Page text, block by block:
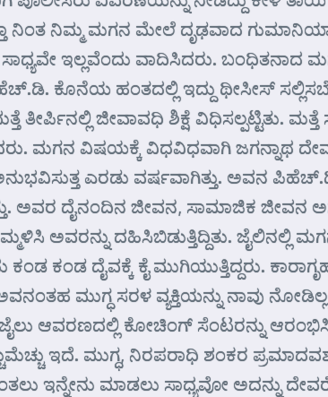
ನಿಮ್ಮ ಮಗನ ಮೇಲೆ ದೃಢವಾದ
ಇಲ್ಲವೆಂದು ವಾದಿಸಿದರು. ಬಂಧಿತನಾದ
ಕೊನೆಯ ಹಂತದಲ್ಲಿ ಇದ್ದು ಥೀಸೀಸ್
ಜೀವಾವಧಿ ಶಿಕ್ಷೆ ವಿಧಿಸಲ್ಪಟ್ಟಿತು.
ಮಗನ ವಿಷಯಕ್ಕೆ ವಿಧವಿಧವಾಗಿ ಜಗನ್ನಾಥ
ಎರಡು ವರ್ಷವಾಗಿತ್ತು. ಅವನ
ಅವರ ದೈನಂದಿನ ಜೀವನ, ಸಾಮಾಜಿಕ ಜೀವನ
ಅವರನ್ನು ದಹಿಸಿಬಿಡುತ್ತಿದ್ದಿತು. ಜೈಲಿನಲ್ಲಿ
ಕಂಡ ದೈವಕ್ಕೆ ಕೈ ಮುಗಿಯುತ್ತಿದ್ದರು.
ಮುಗ್ಧ ಸರಳ ವ್ಯಕ್ತಿಯನ್ನು ನಾವು
ಆವರಣದಲ್ಲಿ ಕೋಚಿಂಗ್ ಸೆಂಟರನ್ನು
ಇದೆ. ಮುಗ್ಧ, ನಿರಪರಾಧಿ ಶಂಕರ
ಇನ್ನೇನು ಮಾಡಲು ಸಾಧ್ಯವೋ ಅದನ್ನು